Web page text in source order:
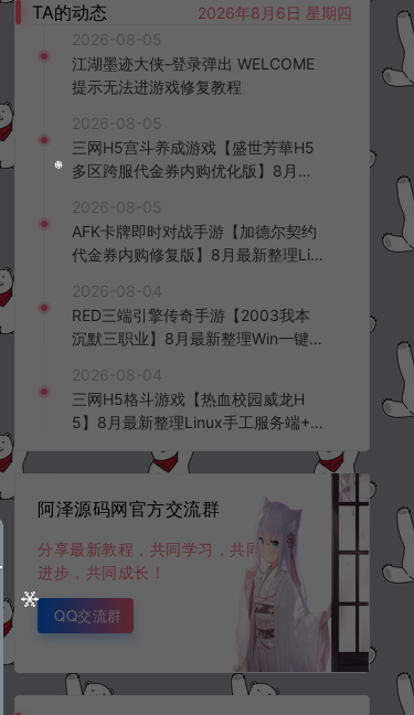
TA的动态
2026年8月6日 星期四
2026-08-05
江湖墨迹大侠-登录弹出 WELCOME
提示无法进游戏修复教程
2026-08-05
三网H5宫斗养成游戏【盛世芳華H5
多区跨服代金券内购优化版】8月最
台+全资源安卓+详细搭建教程+视频
教程
2026-08-05
AFK卡牌即时对战手游【加德尔契约
代金券内购修复版】8月最新整理Lin
K授权后台+安卓苹果双端+详细搭建
教程+视频教程
2026-08-04
RED三端引擎传奇手游【2003我本
沉默三职业】8月最新整理Win一键
2026-08-04
三网H5格斗游戏【热血校园威龙H
5】8月最新整理Linux手工服务端+W
户端+详细搭建教程
阿泽源码网官方交流群
分享最新教程，共同学习，共同
进步，共同成长！
QQ交流群